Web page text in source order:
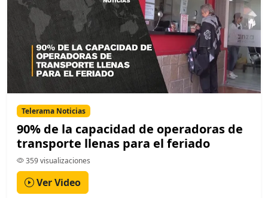
Telerama Noticias
90% de la capacidad de operadoras de
transporte llenas para el feriado
359 visualizaciones
Ver Video